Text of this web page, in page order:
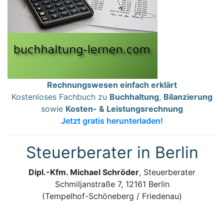
Rechnungswesen einfach erklärt
Kostenloses Fachbuch zu Buchhaltung, Bilanzierung
sowie Kosten- & Leistungsrechnung
Jetzt gratis herunterladen!
Steuerberater in Berlin
Dipl.-Kfm. Michael Schröder, Steuerberater
Schmiljanstraße 7, 12161 Berlin
(Tempelhof-Schöneberg / Friedenau)